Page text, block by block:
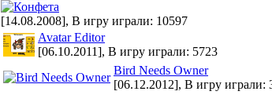
[14.08.2008], В игру играли: 10597
Avatar Editor
[06.10.2011], В игру играли: 5723
Bird Needs Owner
[06.12.2012], В игру играли: